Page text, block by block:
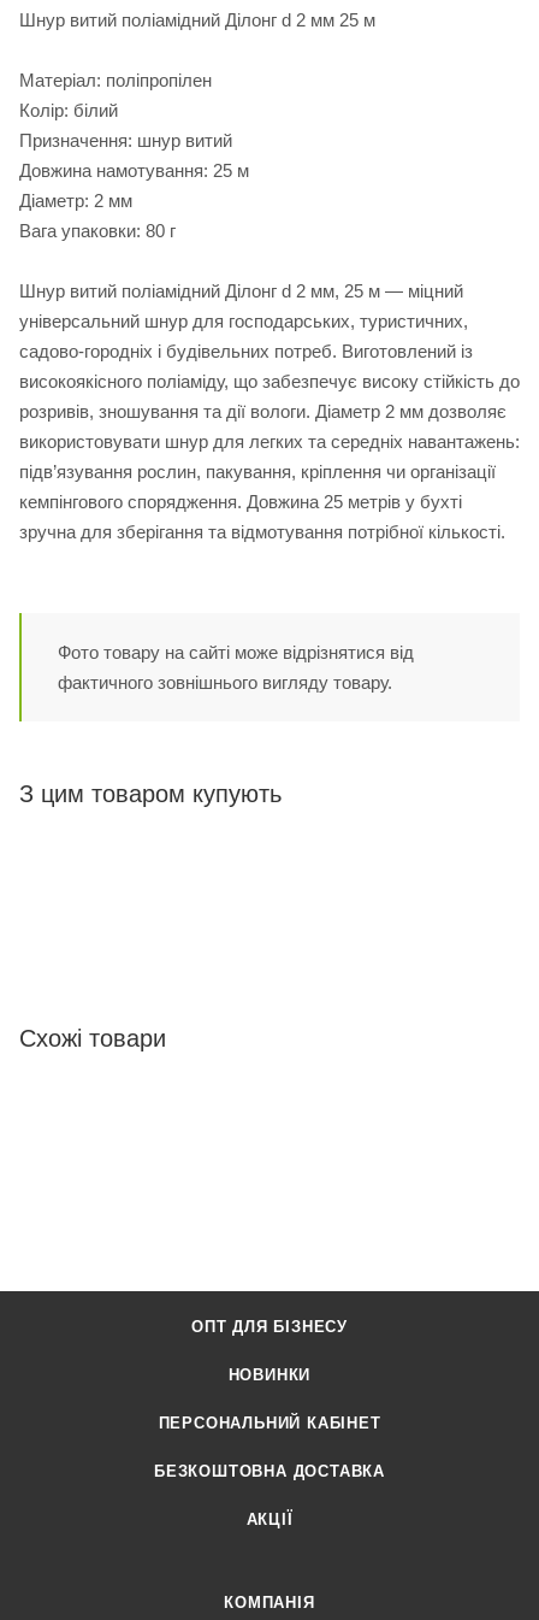
Шнур витий поліамідний Ділонг d 2 мм 25 м
Матеріал: поліпропілен
Колір: білий
Призначення: шнур витий
Довжина намотування: 25 м
Діаметр: 2 мм
Вага упаковки: 80 г
Шнур витий поліамідний Ділонг d 2 мм, 25 м — міцний
універсальний шнур для господарських, туристичних,
садово-городніх і будівельних потреб. Виготовлений із
високоякісного поліаміду, що забезпечує високу стійкість до
розривів, зношування та дії вологи. Діаметр 2 мм дозволяє
використовувати шнур для легких та середніх навантажень:
підв’язування рослин, пакування, кріплення чи організації
кемпінгового спорядження. Довжина 25 метрів у бухті
зручна для зберігання та відмотування потрібної кількості.
Фото товару на сайті може відрізнятися від
фактичного зовнішнього вигляду товару.
З цим товаром купують
Схожі товари
ОПТ ДЛЯ БІЗНЕСУ
НОВИНКИ
ПЕРСОНАЛЬНИЙ КАБІНЕТ
БЕЗКОШТОВНА ДОСТАВКА
АКЦІЇ
КОМПАНІЯ